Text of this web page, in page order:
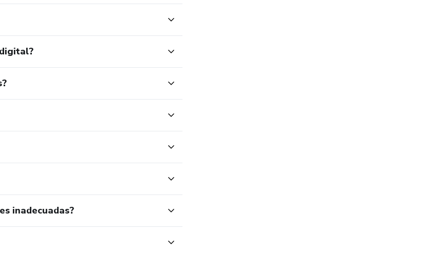
inadecuadas?